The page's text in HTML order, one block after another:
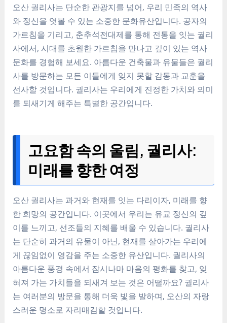
오산 궐리사는 단순한 관광지를 넘어, 우리 민족의 역사
와 정신을 엿볼 수 있는 소중한 문화유산입니다. 공자의
가르침을 기리고, 춘추석전대제를 통해 전통을 잇는 궐리
사에서, 시대를 초월한 가르침을 만나고 깊이 있는 역사
문화를 경험해 보세요. 아름다운 건축물과 유물들은 궐리
사를 방문하는 모든 이들에게 잊지 못할 감동과 교훈을
선사할 것입니다. 궐리사는 우리에게 진정한 가치와 의미
를 되새기게 해주는 특별한 공간입니다.
고요함 속의 울림, 궐리사:
미래를 향한 여정
오산 궐리사는 과거와 현재를 잇는 다리이자, 미래를 향
한 희망의 공간입니다. 이곳에서 우리는 유교 정신의 깊
이를 느끼고, 선조들의 지혜를 배울 수 있습니다. 궐리사
는 단순히 과거의 유물이 아닌, 현재를 살아가는 우리에
게 끊임없이 영감을 주는 소중한 유산입니다. 궐리사의
아름다운 풍경 속에서 잠시나마 마음의 평화를 찾고, 잊
혀져 가는 가치들을 되새겨 보는 것은 어떨까요? 궐리사
는 여러분의 방문을 통해 더욱 빛을 발하며, 오산의 자랑
스러운 명소로 자리매김할 것입니다.